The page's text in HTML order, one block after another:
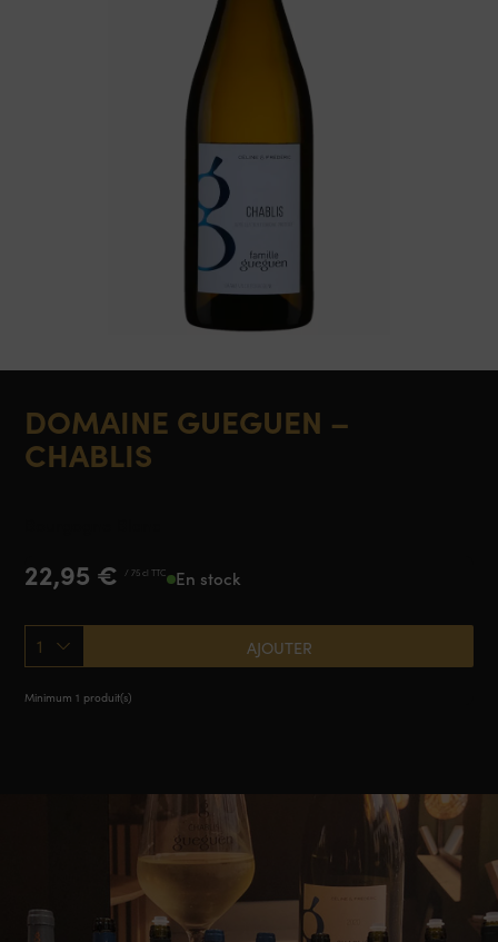
DOMAINE GUEGUEN –
CHABLIS
22,95 € / 75 cl TTC En stock
1 AJOUTER
Minimum 1 produit(s)